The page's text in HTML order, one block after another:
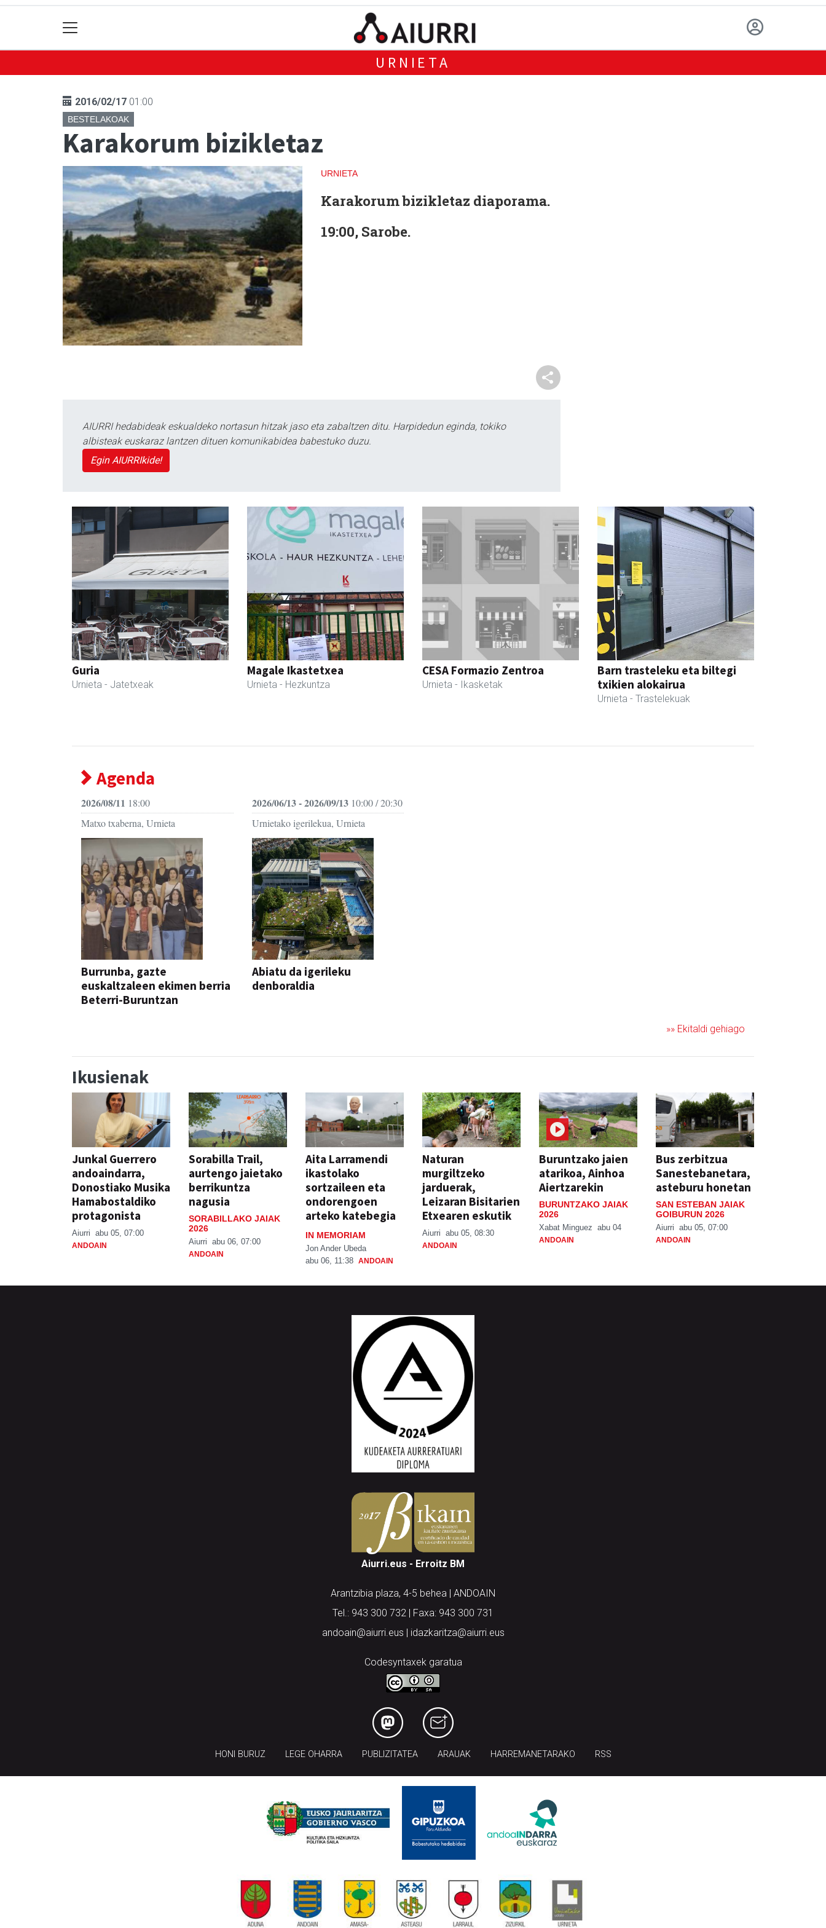
URNIETA
2016/02/17 01:00
BESTELAKOAK
Karakorum bizikletaz
URNIETA
Karakorum bizikletaz diaporama.
19:00, Sarobe.
AIURRI hedabideak eskualdeko nortasun hitzak jaso eta zabaltzen ditu. Harpidedun eginda, tokiko
albisteak euskaraz lantzen dituen komunikabidea babestuko duzu.
Egin AIURRIkide!
Guria
Urnieta - Jatetxeak
Magale Ikastetxea
Urnieta - Hezkuntza
CESA Formazio Zentroa
Urnieta - Ikasketak
Barn trasteleku eta biltegi
txikien alokairua
Urnieta - Trastelekuak
Agenda
2026/08/11 18:00
Matxo txaberna, Urnieta
Burrunba, gazte
euskaltzaleen ekimen berria
Beterri-Buruntzan
2026/06/13 - 2026/09/1310:00 / 20:30
Urnietako igerilekua, Urnieta
Abiatu da igerileku
denboraldia
»» Ekitaldi gehiago
Ikusienak
Junkal Guerrero
andoaindarra,
Donostiako Musika
Hamabostaldiko
protagonista
Aiurri abu 05, 07:00
ANDOAIN
Sorabilla Trail,
aurtengo jaietako
berrikuntza
nagusia
SORABILLAKO JAIAK
2026
Aiurri abu 06, 07:00
ANDOAIN
Aita Larramendi
ikastolako
sortzaileen eta
ondorengoen
arteko katebegia
IN MEMORIAM
Jon Ander Ubeda
abu 06, 11:38 ANDOAIN
Naturan
murgiltzeko
jarduerak,
Leizaran Bisitarien
Etxearen eskutik
Aiurri abu 05, 08:30
ANDOAIN
Buruntzako jaien
atarikoa, Ainhoa
Aiertzarekin
BURUNTZAKO JAIAK
2026
Xabat Minguez abu 04
ANDOAIN
Bus zerbitzua
Sanestebanetara,
asteburu honetan
SAN ESTEBAN JAIAK
GOIBURUN 2026
Aiurri abu 05, 07:00
ANDOAIN
Aiurri.eus - Erroitz BM
Arantzibia plaza, 4-5 behea | ANDOAIN
Tel.: 943 300 732 | Faxa: 943 300 731
andoain@aiurri.eus | idazkaritza@aiurri.eus
Codesyntaxek garatua
HONI BURUZ LEGE OHARRA PUBLIZITATEA ARAUAK HARREMANETARAKO RSS